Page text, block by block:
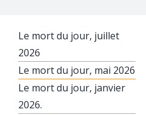
Le mort du jour, juillet
2026
Le mort du jour, mai 2026
Le mort du jour, janvier
2026.